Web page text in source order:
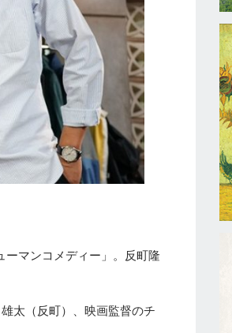
マンコメディー」。反町隆
太（反町）、映画監督のチ